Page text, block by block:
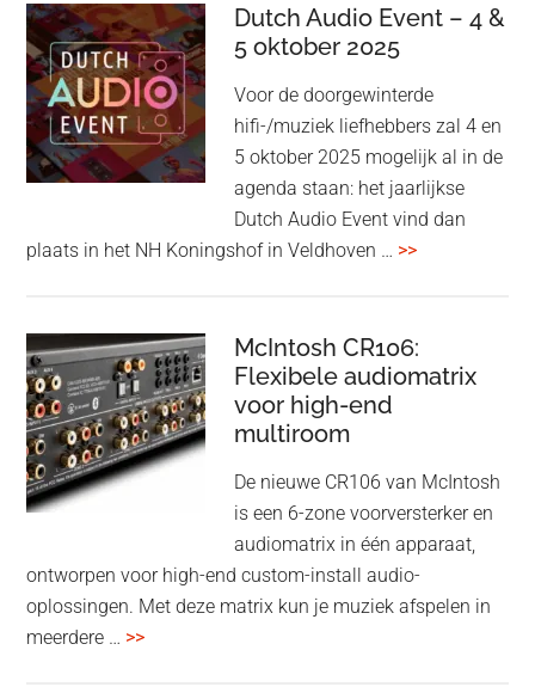
kondigt
Beo
Grace
aan:
high-
end
earbuds
titanium
Adaptive
noise
cancelling
Dutch Audio Event – 4 &
5 oktober 2025
Voor de doorgewinterde
hifi-/muziek liefhebbers zal 4 en
5 oktober 2025 mogelijk al in de
agenda staan: het jaarlijkse
Dutch Audio Event vind dan
plaats in het NH Koningshof in Veldhoven … >>overDutch
–
4
McIntosh CR106:
Flexibele audiomatrix
voor high-end
multiroom
De nieuwe CR106 van McIntosh
is een 6-zone voorversterker en
audiomatrix in één apparaat,
ontworpen voor high-end custom-install audio-
oplossingen. Met deze matrix kun je muziek afspelen in
meerdere … >>overMcIntosh